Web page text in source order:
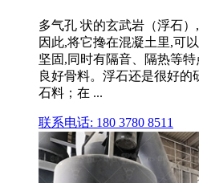
多气孔 状的玄武岩（浮石
因此,将它搀在混凝土里,可
坚固,同时有隔音、隔热等
良好骨料。浮石还是很好的
石料；在 ...
联系电话: 180 3780 8511